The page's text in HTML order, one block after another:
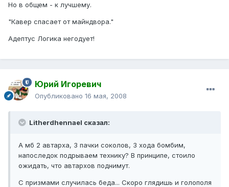
Но в общем - к лучшему.
"Кавер спасает от майндвора."
Адептус Логика негодует!
Юрий Игоревич
Опубликовано 16 мая, 2008
Litherdhennael сказал:
А мб 2 автарха, 3 пачки соколов, 3 хода бомбим,
напоследок подрываем технику? В принципе, стоило
ожидать, что автархов поднимут.
С призмами случилась беда... Скоро глядишь и голополя